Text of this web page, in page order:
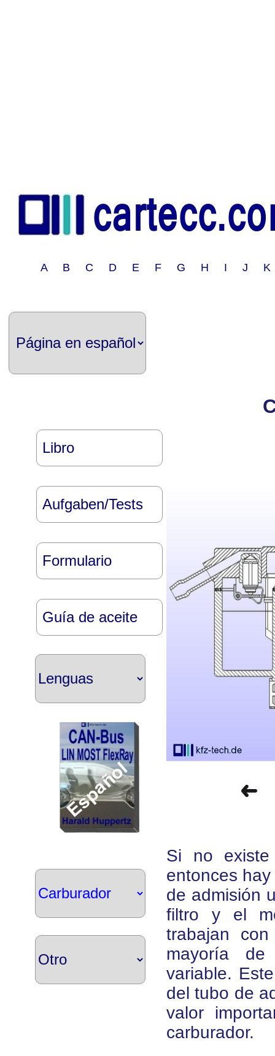
A B C D E F G H I J
Libro
Aufgaben/Tests
Formulario
Guía de aceite
Si no
entonces
de admisión
filtro y el
trabajan
mayoría
variable.
del tubo de
valor
carburador.